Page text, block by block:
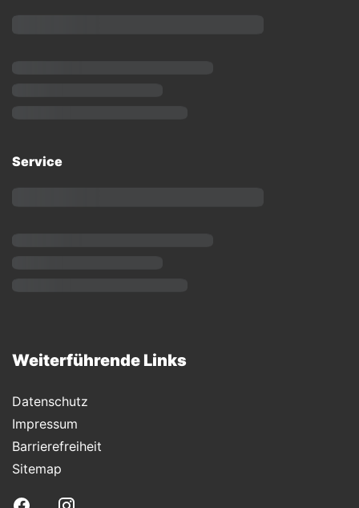
Service
Weiterführende Links
Datenschutz
Impressum
Barrierefreiheit
Sitemap